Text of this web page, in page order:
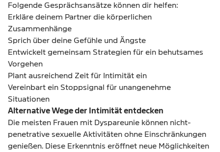
Folgende Gesprächsansätze können dir helfen:
Erkläre deinem Partner die körperlichen
Zusammenhänge
Sprich über deine Gefühle und Ängste
Entwickelt gemeinsam Strategien für ein behutsames
Vorgehen
Plant ausreichend Zeit für Intimität ein
Vereinbart ein Stoppsignal für unangenehme
Situationen
Alternative Wege der Intimität entdecken
Die meisten Frauen mit Dyspareunie können nicht-
penetrative sexuelle Aktivitäten ohne Einschränkungen
genießen. Diese Erkenntnis eröffnet neue Möglichkeiten